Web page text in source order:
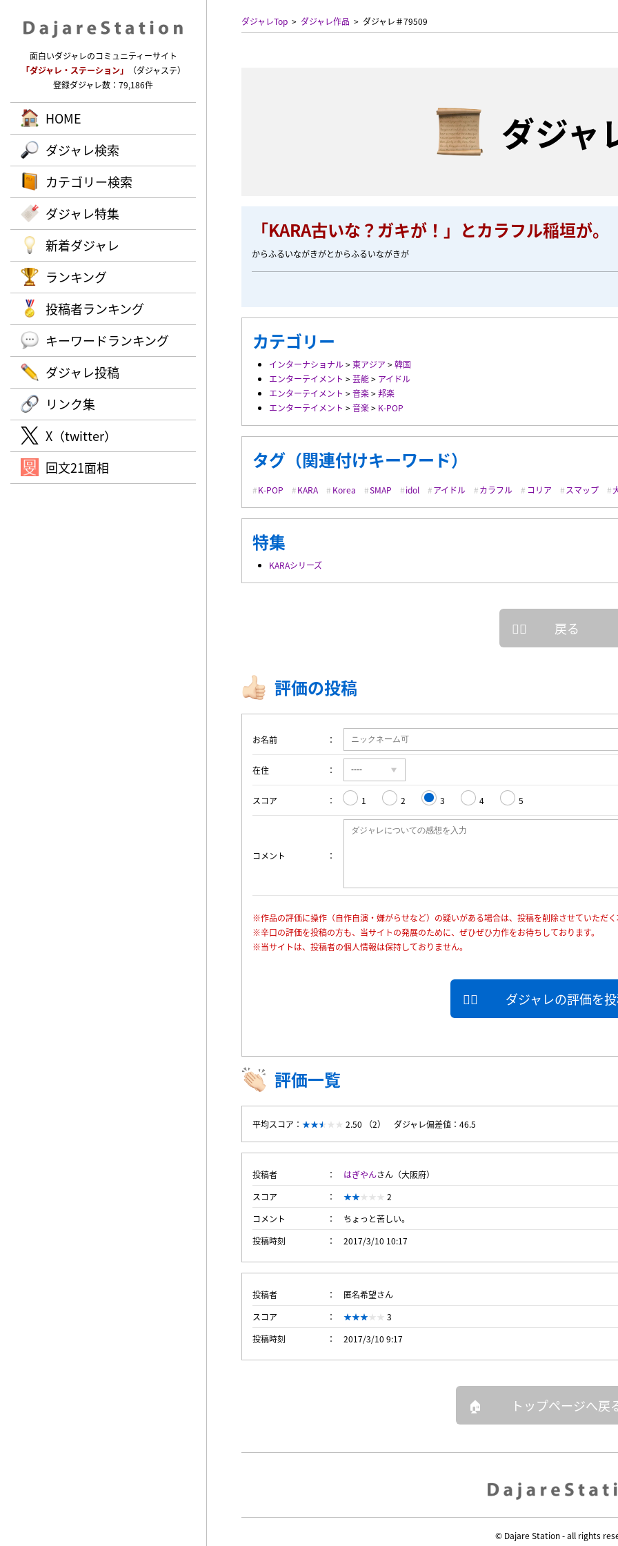
面白いダジャレのコミュニティーサイト
「ダジャレ・ステーション」
（ダジャステ）
登録ダジャレ数：79,186件
HOME
ダジャレ検索
カテゴリー検索
ダジャレ特集
新着ダジャレ
ランキング
投稿者ランキング
キーワードランキング
ダジャレ投稿
リンク集
X（twitter）
回文21面相
ダジャレTop ダジャレ作品 ダジャレ＃79509
ダジャ
「KARA古いな？ガキが！」とカラフル稲垣が。
からふるいながきがとからふるいながきが
カテゴリー
インターナショナル>東アジア >韓国
エンターテイメント >芸能> アイドル
エンターテイメント >音楽>邦楽
エンターテイメント >音楽> K-POP
タグ（関連付けキーワード）
K-POP KARA Korea SMAP idol アイドル カラフル コリア スマップ
特集
KARAシリーズ
戻る
評価の投稿
お名前
在住
スコア 1 2 3 4 5
コメント
※作品の評価に操作（自作自演・嫌がらせなど）の疑いがある場合は、投稿を削除させていただ
※辛口の評価を投稿の方も、当サイトの発展のために、ぜひぜひ力作をお待ちしております。
※当サイトは、投稿者の個人情報は保持しておりません。
ダジャレの評価を
評価一覧
平均スコア： 2.50 （2） ダジャレ偏差値：46.5
投稿者 はぎやんさん（大阪府）
スコア
2
コメント
ちょっと苦しい。
投稿時刻
2017/3/10 10:17
投稿者
匿名希望さん
スコア
3
投稿時刻
2017/3/10 9:17
トップページへ戻
© Dajare Station - all rights